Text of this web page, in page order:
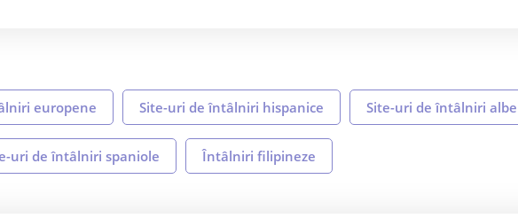
europene Site-uri de întâlniri hispanice Site-uri de întâlniri albe
uri de întâlniri spaniole Întâlniri filipineze